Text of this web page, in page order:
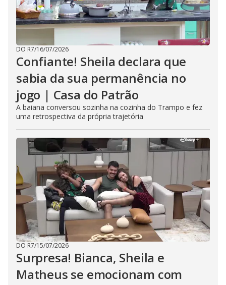
DO R7/16/07/2026
Confiante! Sheila declara que
sabia da sua permanência no
jogo | Casa do Patrão
A baiana conversou sozinha na cozinha do Trampo e fez
uma retrospectiva da própria trajetória
DO R7/15/07/2026
Surpresa! Bianca, Sheila e
Matheus se emocionam com